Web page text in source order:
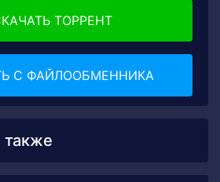
ТОРРЕНТ
С ФАЙЛООБМЕННИКА